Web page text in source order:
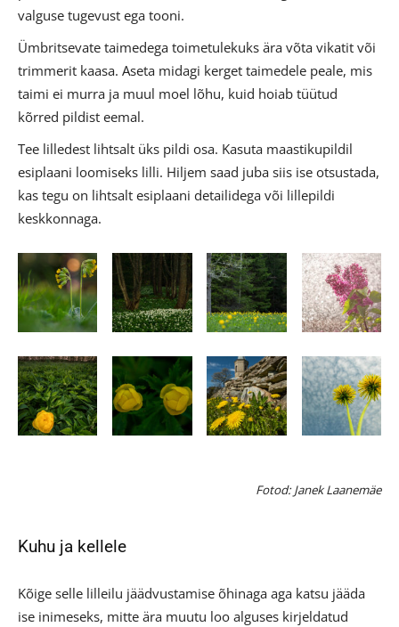
valguse tugevust ega tooni.
Ümbritsevate taimedega toimetulekuks ära võta vikatit või
trimmerit kaasa. Aseta midagi kerget taimedele peale, mis
taimi ei murra ja muul moel lõhu, kuid hoiab tüütud
kõrred pildist eemal.
Tee lilledest lihtsalt üks pildi osa. Kasuta maastikupildil
esiplaani loomiseks lilli. Hiljem saad juba siis ise otsustada,
kas tegu on lihtsalt esiplaani detailidega või lillepildi
keskkonnaga.
Fotod: Janek Laanemäe
Kuhu ja kellele
Kõige selle lilleilu jäädvustamise õhinaga aga katsu jääda
ise inimeseks, mitte ära muutu loo alguses kirjeldatud